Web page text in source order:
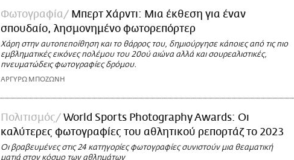
Φωτογραφία
Μπερτ Χάρντι: Μια έκθεση για έναν
σπουδαίο, λησμονημένο φωτορεπόρτερ
Χάρη στην αυτοπεποίθηση και το θάρρος του, δημιούργησε κάποιες από τις πιο
εμβληματικές εικόνες πολέμου του 20ού αιώνα αλλά και σουρεαλιστικές,
πνευματώδεις φωτογραφίες δρόμου.
ΑΡΓΥΡΩ ΜΠΟΖΩΝΗ
Πολιτισμός
World Sports Photography Awards: Οι
καλύτερες φωτογραφίες του αθλητικού ρεπορτάζ το 2023
Οι βραβευμένες στις 24 κατηγορίες φωτογραφίες συνιστούν μια θεαματική
ματιά στον κόσμο των αθλημάτων